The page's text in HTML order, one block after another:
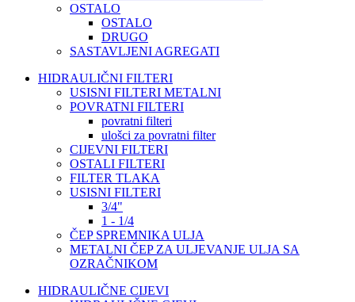
OSTALO
OSTALO
DRUGO
SASTAVLJENI AGREGATI
HIDRAULIČNI FILTERI
USISNI FILTERI METALNI
POVRATNI FILTERI
povratni filteri
ulošci za povratni filter
CIJEVNI FILTERI
OSTALI FILTERI
FILTER TLAKA
USISNI FILTERI
3/4"
1 - 1/4
ČEP SPREMNIKA ULJA
METALNI ČEP ZA ULJEVANJE ULJA SA
OZRAČNIKOM
HIDRAULIČNE CIJEVI